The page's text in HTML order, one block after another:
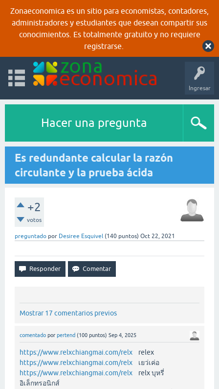
Zonaeconomica es un sitio para economistas, contadores,
administradores y estudiantes que desean compartir sus
conocimientos. Es totalmente gratuito y no requiere
registrarse.
Ingresar
Hacer una pregunta
Es redundante calcular la razón
circulante y la prueba ácida
+2
votos
preguntado por Desiree Esquivel (140 puntos) Oct 22, 2021
Mostrar 17 comentarios previos
comentado por pertend (100 puntos) Sep 4, 2025
https://www.relxchiangmai.com/relx
relex
https://www.relxchiangmai.com/relx
เยว่เค่อ
https://www.relxchiangmai.com/relx
relx บุหรี่
อิเล็กทรอนิกส์